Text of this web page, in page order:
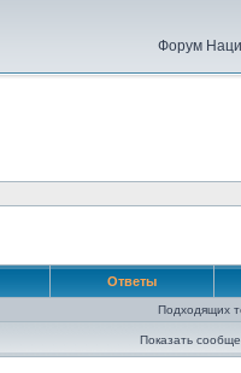
Форум
Ответы
Подходящих
Показать